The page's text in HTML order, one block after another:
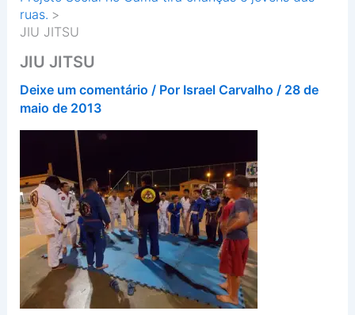
ruas.
JIU JITSU
JIU JITSU
Deixe um comentário / Por Israel Carvalho / 28 de
maio de 2013